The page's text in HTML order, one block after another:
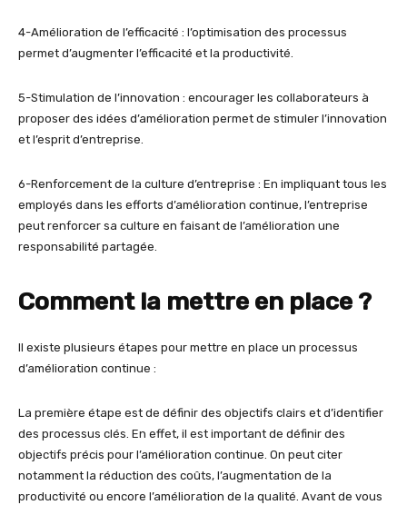
4-Amélioration de l’efficacité : l’optimisation des processus
permet d’augmenter l’efficacité et la productivité.
5-Stimulation de l’innovation : encourager les collaborateurs à
proposer des idées d’amélioration permet de stimuler l’innovation
et l’esprit d’entreprise.
6-Renforcement de la culture d’entreprise : En impliquant tous les
employés dans les efforts d’amélioration continue, l’entreprise
peut renforcer sa culture en faisant de l’amélioration une
responsabilité partagée.
Comment la mettre en place ?
Il existe plusieurs étapes pour mettre en place un processus
d’amélioration continue :
La première étape est de définir des objectifs clairs et d’identifier
des processus clés. En effet, il est important de définir des
objectifs précis pour l’amélioration continue. On peut citer
notamment la réduction des coûts, l’augmentation de la
productivité ou encore l’amélioration de la qualité. Avant de vous